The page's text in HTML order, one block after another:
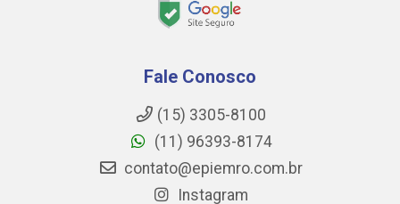
Fale Conosco
(15) 3305-8100
(11) 96393-8174
contato@epiemro.com.br
Instagram